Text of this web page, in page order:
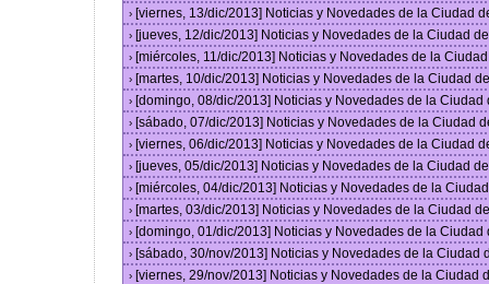
› [viernes, 13/dic/2013] Noticias y Novedades de la Ciudad
› [jueves, 12/dic/2013] Noticias y Novedades de la Ciudad
› [miércoles, 11/dic/2013] Noticias y Novedades de la
› [martes, 10/dic/2013] Noticias y Novedades de la Ciudad
› [domingo, 08/dic/2013] Noticias y Novedades de la
› [sábado, 07/dic/2013] Noticias y Novedades de la Ciudad
› [viernes, 06/dic/2013] Noticias y Novedades de la Ciudad
› [jueves, 05/dic/2013] Noticias y Novedades de la Ciudad
› [miércoles, 04/dic/2013] Noticias y Novedades de la
› [martes, 03/dic/2013] Noticias y Novedades de la Ciudad
› [domingo, 01/dic/2013] Noticias y Novedades de la
› [sábado, 30/nov/2013] Noticias y Novedades de la Ciudad
› [viernes, 29/nov/2013] Noticias y Novedades de la Ciudad